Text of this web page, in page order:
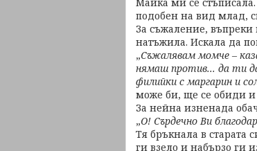
подобен на вид млад,
За съжаление, въпреки
натъжила. Искала да
„Съжалявам момче –
нямаш против... да ти
филийки с маргарин и
може би, ще се обиди и
За нейна изненада
„О! Сърдечно Ви
Тя бръкнала в старата
ги взело и набързо ги